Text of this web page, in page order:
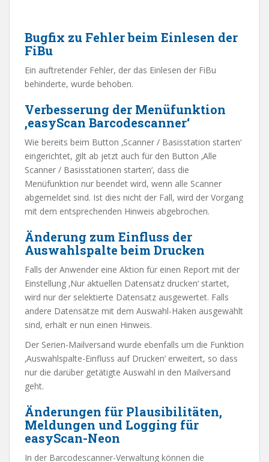
Bugfix zu Fehler beim Einlesen der
FiBu
Ein auftretender Fehler, der das Einlesen der FiBu
behinderte, wurde behoben.
Verbesserung der Menüfunktion
‚easyScan Barcodescanner‘
Wie bereits beim Button ‚Scanner / Basisstation starten‘
eingerichtet, gilt ab jetzt auch für den Button ‚Alle
Scanner / Basisstationen starten‘, dass die
Menüfunktion nur beendet wird, wenn alle Scanner
abgemeldet sind. Ist dies nicht der Fall, wird der Vorgang
mit dem entsprechenden Hinweis abgebrochen.
Änderung zum Einfluss der
Auswahlspalte beim Drucken
Falls der Anwender eine Aktion für einen Report mit der
Einstellung ‚Nur aktuellen Datensatz drucken‘ startet,
wird nur der selektierte Datensatz ausgewertet. Falls
andere Datensätze mit dem Auswahl-Haken ausgewählt
sind, erhält er nun einen Hinweis.
Der Serien-Mailversand wurde ebenfalls um die Funktion
‚Auswahlspalte-Einfluss auf Drucken‘ erweitert, so dass
nur die darüber getätigte Auswahl in den Mailversand
geht.
Änderungen für Plausibilitäten,
Meldungen und Logging für
easyScan-Neon
In der Barcodescanner-Verwaltung können die